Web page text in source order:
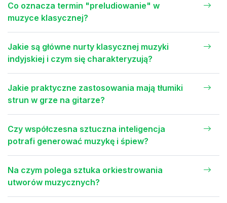
Co oznacza termin "preludiowanie" w
muzyce klasycznej?
Jakie są główne nurty klasycznej muzyki
indyjskiej i czym się charakteryzują?
Jakie praktyczne zastosowania mają tłumiki
strun w grze na gitarze?
Czy współczesna sztuczna inteligencja
potrafi generować muzykę i śpiew?
Na czym polega sztuka orkiestrowania
utworów muzycznych?